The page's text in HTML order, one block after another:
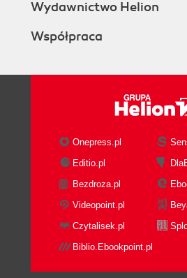
The First
Basic
Delegation: The
Difference
Organization
Creational
Structural
Behavioral
Object
Choosing a Design
Wydawnictwo Helion
Współpraca
Onepress.pl
Editio.pl
Bezdroza.pl
Videopoint.pl
Czytalisek.pl
Biblio.Ebookpoint.pl